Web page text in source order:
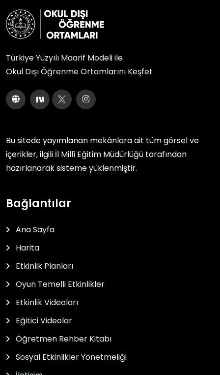
Türkiye Yüzyılı Maarif Modeli ile
Okul Dışı Öğrenme Ortamlarını Keşfet
Bu sitede yayımlanan mekânlara ait tüm görsel ve
içerikler, ilgili İl Millî Eğitim Müdürlüğü tarafından
hazırlanarak sisteme yüklenmiştir.
Bağlantılar
Ana Sayfa
Harita
Etkinlik Planları
Oyun Temelli Etkinlikler
Etkinlik Videoları
Eğitici Videolar
Öğretmen Rehber Kitabı
Sosyal Etkinlikler Yönetmeliği